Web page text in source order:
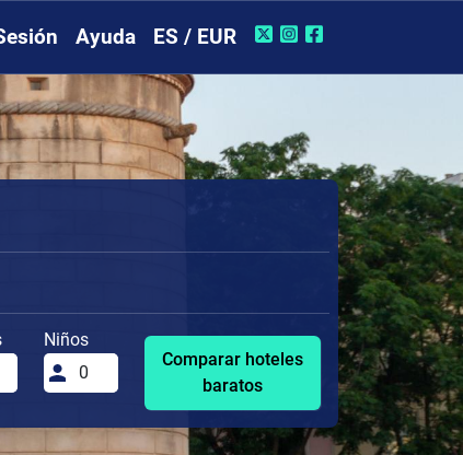
Ayuda ES / EUR
Niños
Comparar hoteles
baratos